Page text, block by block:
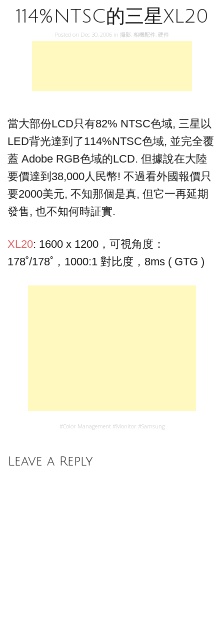
114%NTSC的三星XL20
Posted on Dec 30, 2006 in 攝影 相機配件 硬件
當大部份LCD只有82% NTSC色域, 三星以
LED背光達到了114%NTSC色域, 並完全覆
蓋 Adobe RGB色域的LCD. 但據說在大陸
要價達到38,000人民幣! 不過看外國報價只
要2000美元, 不知那個是真, 但它一再延期
發售, 也不知何時証實.
XL20: 1600 x 1200，可視角度：
178˚/178˚，1000:1 對比度，8ms ( GTG )
#Color Management #Monitor #Samsung
Leave a Reply